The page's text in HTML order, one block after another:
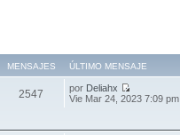
MENSAJES ÚLTIMO MENSAJE
2547 por Deliahx
Vie Mar 24, 2023 7:09 pm